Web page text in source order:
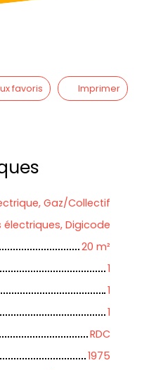
favoris Imprimer
Gaz/Collectif
Digicode
20 m²
1
1
1
RDC
1975